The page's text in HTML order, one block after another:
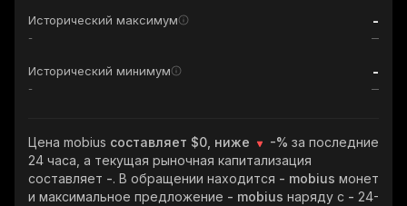
Исторический максимум -
-
Исторический минимум -
-
Цена mobius составляет $0, ниже -% за последние
24 часа, а текущая рыночная капитализация
составляет -. В обращении находится - mobius монет
и максимальное предложение - mobius наряду с - 24-